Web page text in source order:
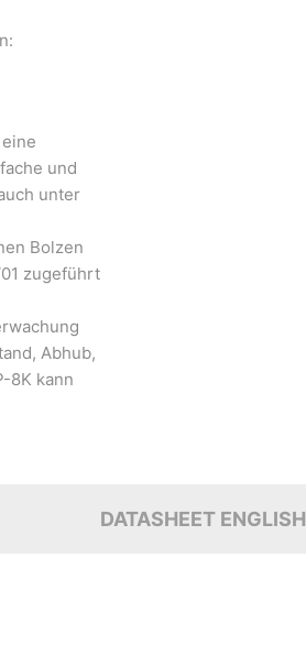
und
unter
Bolzen
zugeführt
Abhub,
8K kann
DATASHEET ENGLISH